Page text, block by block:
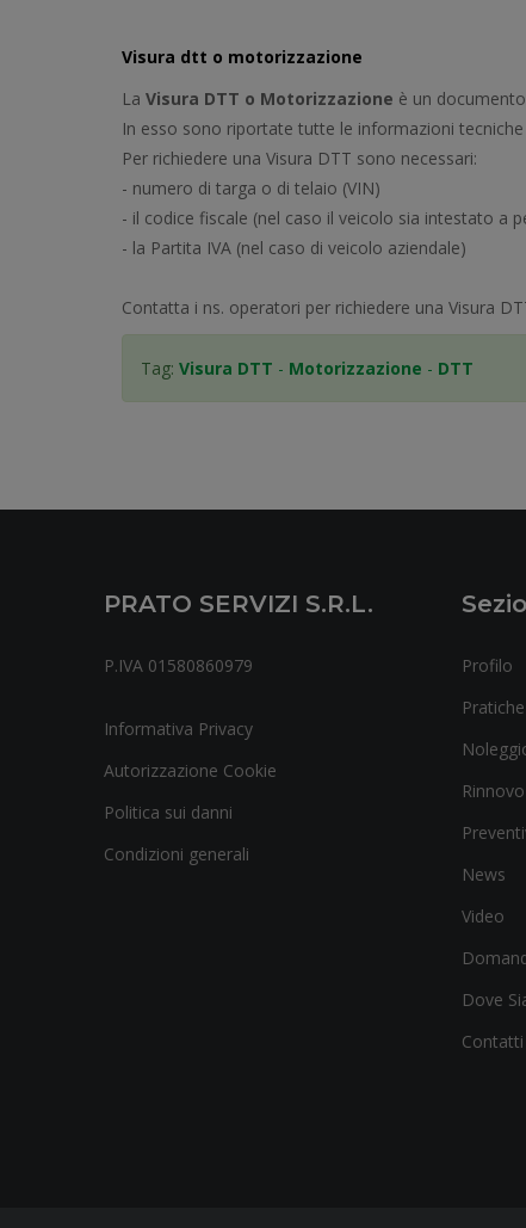
Visura dtt o motorizzazione
La Visura DTT o Motorizzazione è un
In esso sono riportate tutte le informazioni
Per richiedere una Visura DTT sono necessari:
- numero di targa o di telaio (VIN)
- il codice fiscale (nel caso il veicolo sia intestato a
- la Partita IVA (nel caso di veicolo aziendale)
Contatta i ns. operatori per richiedere una Visura
Tag: Visura DTT - Motorizzazione - DTT
PRATO SERVIZI S.r.l.
P.IVA 01580860979
Informativa Privacy
Autorizzazione Cookie
Politica sui danni
Condizioni generali
Profilo
News
Video
Dove
Contatti